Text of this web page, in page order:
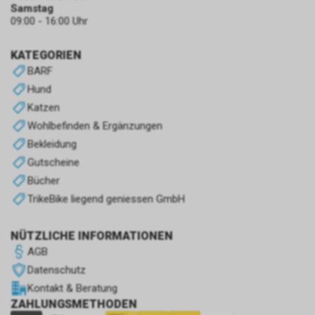
KATEGORIEN
BARF
Hund
Katzen
Wohlbefinden & Ergänzungen
Bekleidung
Gutscheine
Bücher
TrikeBike liegend geniessen GmbH
NÜTZLICHE INFORMATIONEN
AGB
Datenschutz
Kontakt & Beratung
ZAHLUNGSMETHODEN
Samstag
09:00 - 16:00 Uhr